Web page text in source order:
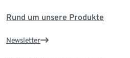
Rund um unsere Produkte
Newsletter